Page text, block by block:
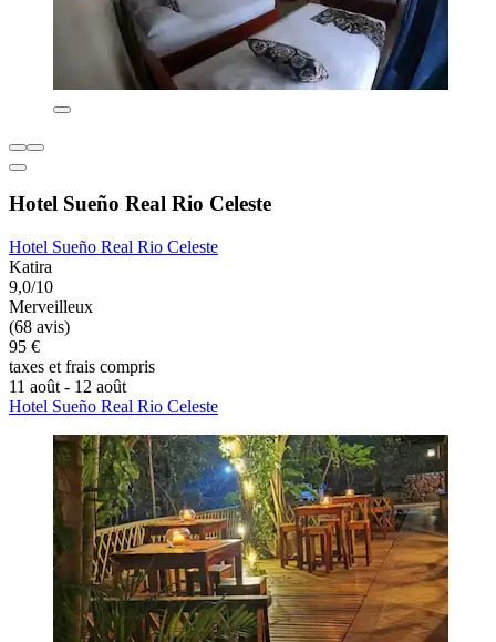
Hotel Sueño Real Rio Celeste
Hotel Sueño Real Rio Celeste
Katira
9,0/10
Merveilleux
(68 avis)
95 €
taxes et frais compris
11 août - 12 août
Hotel Sueño Real Rio Celeste